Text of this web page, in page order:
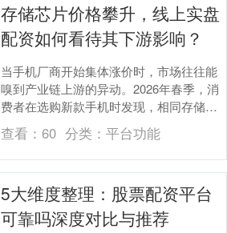
存储芯片价格攀升，线上实盘
配资如何看待其下游影响？
当手机厂商开始集体涨价时，市场往往能
嗅到产业链上游的异动。2026年春季，消
费者在选购新款手机时发现，相同存储配
置的机型价格较前代普遍上涨300-500元，
笔记....
查看：60 分类： 平台功能
5大维度整理：股票配资平台
可靠吗深度对比与推荐